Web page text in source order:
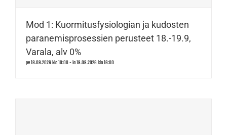
Mod 1: Kuormitusfysiologian ja kudosten
paranemisprosessien perusteet 18.-19.9,
Varala, alv 0%
pe 18.09.2026 klo 10:00-la 19.09.2026 klo 16:00